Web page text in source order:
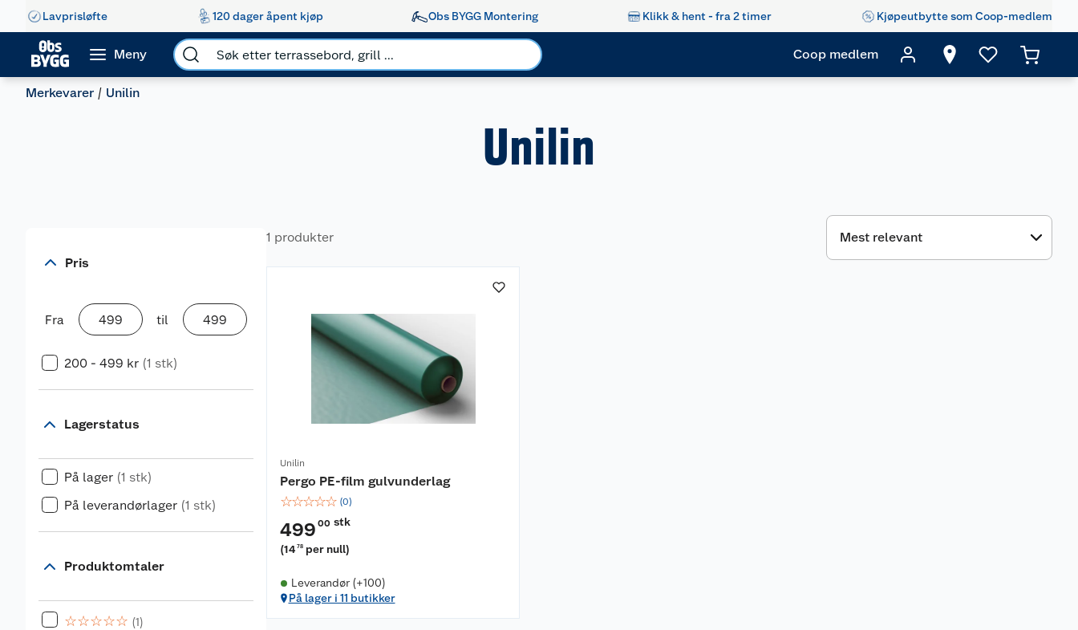
Lavprisløfte 120 dager åpent kjøp Obs BYGG Montering Klikk & hent - fra 2 timer Kjøpeutbytte som Coop-medlem
Meny Coop medlem
Merkevarer Unilin
Unilin
Pris
Fra til
200 - 499 kr (1 stk)
Lagerstatus
På lager (1 stk)
På leverandørlager (1 stk)
Produktomtaler
☆☆☆☆☆ (1)
1 produkter
Unilin
Pergo PE-film gulvunderlag
☆☆☆☆☆ (0)
499 00 stk
(14 78 per null)
Leverandør (+100)
På lager i 11 butikker